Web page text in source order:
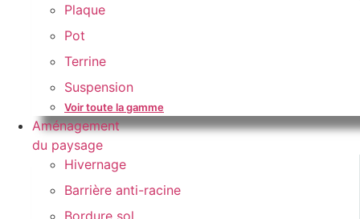
Plaque
Pot
Terrine
Suspension
Voir toute la gamme
Aménagement
du paysage
Hivernage
Barrière anti-racine
Bordure sol